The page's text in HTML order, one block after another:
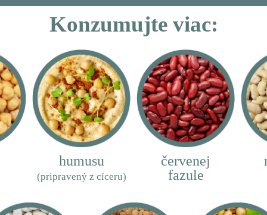
Konzumujte viac:
humusu
(pripravený z cíceru)
červenej
fazule